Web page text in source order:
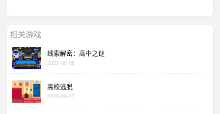
相关游戏
线索解密：高中之谜
2023-05-08
高校逃脱
2020-09-27